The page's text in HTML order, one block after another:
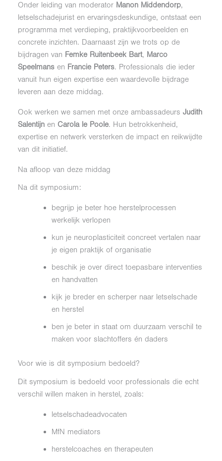
Onder leiding van moderator Manon Middendorp,
letselschadejurist en ervaringsdeskundige, ontstaat een
programma met verdieping, praktijkvoorbeelden en
concrete inzichten. Daarnaast zijn we trots op de
bijdragen van Femke Ruitenbeek Bart, Marco
Speelmans en Francie Peters. Professionals die ieder
vanuit hun eigen expertise een waardevolle bijdrage
leveren aan deze middag.
Ook werken we samen met onze ambassadeurs Judith
Salentijn en Carola le Poole. Hun betrokkenheid,
expertise en netwerk versterken de impact en reikwijdte
van dit initiatief.
Na afloop van deze middag
Na dit symposium:
begrijp je beter hoe herstelprocessen
werkelijk verlopen
kun je neuroplasticiteit concreet vertalen naar
je eigen praktijk of organisatie
beschik je over direct toepasbare interventies
en handvatten
kijk je breder en scherper naar letselschade
en herstel
ben je beter in staat om duurzaam verschil te
maken voor slachtoffers én daders
Voor wie is dit symposium bedoeld?
Dit symposium is bedoeld voor professionals die echt
verschil willen maken in herstel, zoals:
letselschadeadvocaten
MfN mediators
herstelcoaches en therapeuten